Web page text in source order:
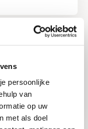
persoonlijke
van
op uw
met als doel
en leefplezier